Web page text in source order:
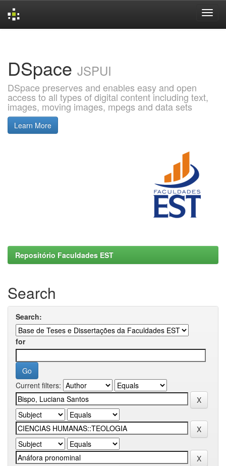
DSpace JSPUI
DSpace preserves and enables easy and open
access to all types of digital content including text,
images, moving images, mpegs and data sets
Learn More
Repositório Faculdades EST
Search
Search:
for
Current filters: